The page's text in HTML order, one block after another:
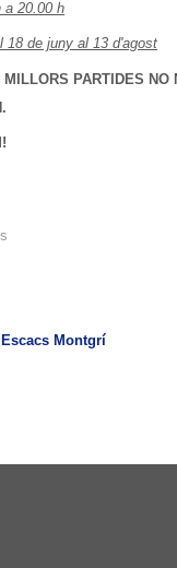
a 20.00 h
18 de juny al 13 d'agost
PARTIDES
Montgrí